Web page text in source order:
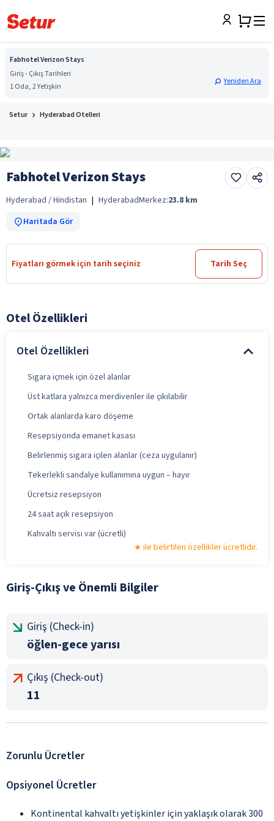
Fabhotel Verizon Stays
Giriş - Çıkış Tarihleri
1 Oda, 2 Yetişkin
Yeniden Ara
Setur Hyderabad Otelleri
Fabhotel Verizon Stays
Hyderabad / Hindistan | HyderabadMerkez:23.8 km
Haritada Gör
Fiyatları görmek için tarih seçiniz Tarih Seç
Otel Özellikleri
Otel Özellikleri
Sigara içmek için özel alanlar
Üst katlara yalnızca merdivenler ile çıkılabilir
Ortak alanlarda karo döşeme
Resepsiyonda emanet kasası
Belirlenmiş sigara içilen alanlar (ceza uygulanır)
Tekerlekli sandalye kullanımına uygun – hayır
Ücretsiz resepsiyon
24 saat açık resepsiyon
Kahvaltı servisi var (ücretli)
ile belirtilen özellikler ücretlidir.
Giriş-Çıkış ve Önemli Bilgiler
Giriş (Check-in)
öğlen-gece yarısı
Çıkış (Check-out)
11
Zorunlu Ücretler
Opsiyonel Ücretler
Kontinental kahvaltı yetişkinler için yaklaşık olarak 300